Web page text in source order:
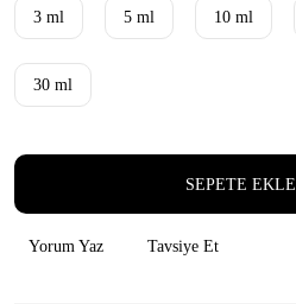
3 ml 5 ml 10 ml
30 ml
SEPETE EKLE
Yorum Yaz Tavsiye Et